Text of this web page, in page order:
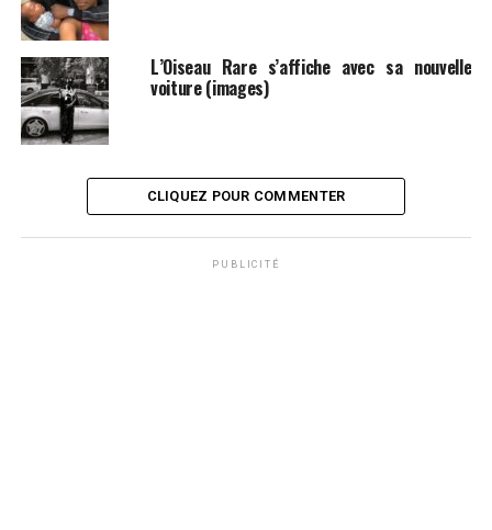
L’Oiseau Rare s’affiche avec sa nouvelle
voiture (images)
CLIQUEZ POUR COMMENTER
PUBLICITÉ